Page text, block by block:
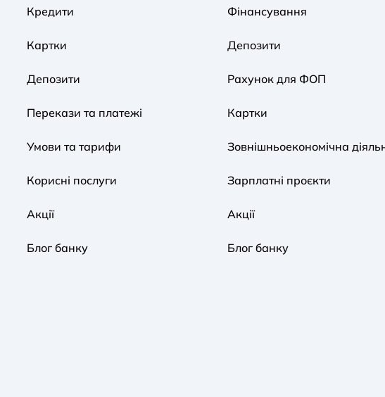
Кредити
Картки
Депозити
Перекази та платежі
Умови та тарифи
Корисні послуги
Акції
Блог банку
Фінансування
Депозити
Рахунок для ФОП
Картки
Зовнішньоекономічна
Зарплатні проєкти
Акції
Блог банку